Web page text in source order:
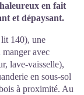
en fait
et dépaysant.
140), une
avec
lave-vaisselle),
en sous-sol
à proximité. Au